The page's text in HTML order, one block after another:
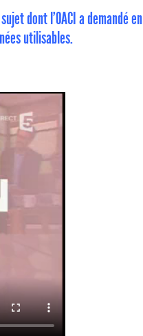
dont l’OACI a demandé en
utilisables.